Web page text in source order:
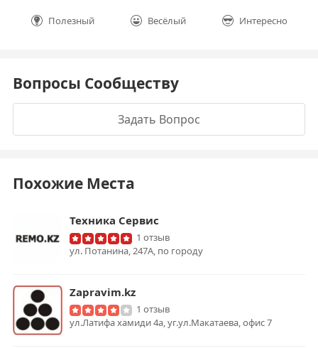
Полезный Весёлый Интересно
Вопросы Сообществу
Задать Вопрос
Похожие Места
Техника Сервис
1 отзыв
ул. Потанина, 247А, по городу
Zapravim.kz
1 отзыв
ул.Латифа хамиди 4а, уг.ул.Макатаева, офис 7